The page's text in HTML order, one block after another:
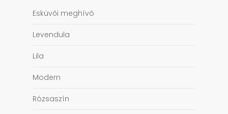
Esküvői meghívó
Levendula
Lila
Modern
Rózsaszín